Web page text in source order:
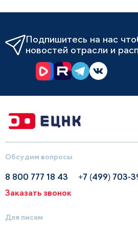
Подпишитесь на нас
новостей отрасли и
Обсудим вопросы
8 800 777 18 43
+7 (499) 703-
Заказать звонок
Для писем